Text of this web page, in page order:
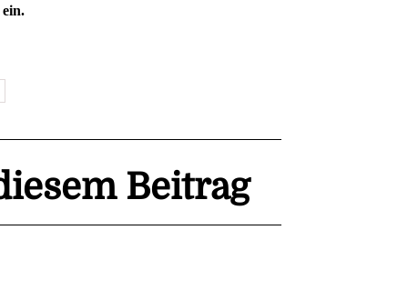
ein.
Beitrag